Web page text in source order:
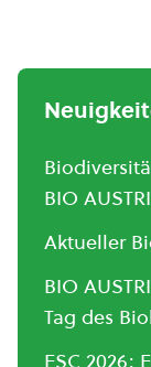
BIO
Aktueller
BIO
Tag des
ESC 2026: